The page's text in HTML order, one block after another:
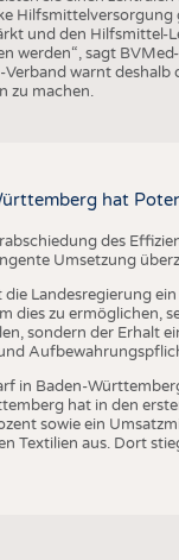
und den Hilfsmittel-
werden“, sagt
warnt
zu machen.
hat
des
Umsetzung
Landesregierung
dies zu ermöglichen,
sondern der Erhalt
in Baden-
hat in den
sowie ein
Textilien aus. Dort